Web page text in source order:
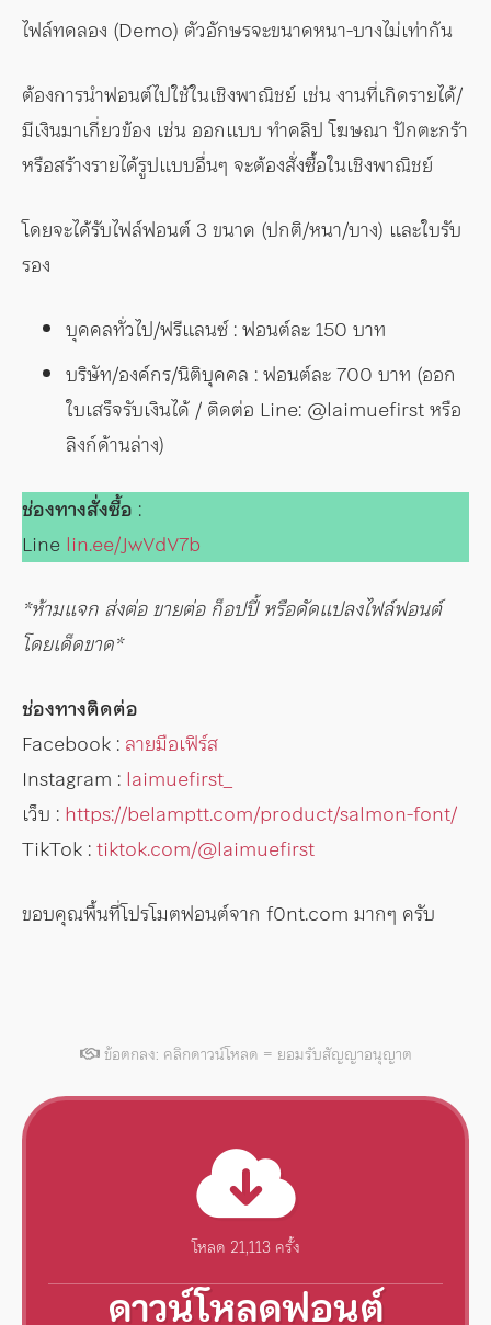
ไฟล์ทดลอง (Demo) ตัวอักษรจะขนาดหนา-บางไม่เท่ากัน
ต้องการนำฟอนต์ไปใช้ในเชิงพาณิชย์ เช่น งานที่เกิดรายได้/
มีเงินมาเกี่ยวข้อง เช่น ออกแบบ ทำคลิป โฆษณา ปักตะกร้า
หรือสร้างรายได้รูปแบบอื่นๆ จะต้องสั่งซื้อในเชิงพาณิชย์
โดยจะได้รับไฟล์ฟอนต์ 3 ขนาด (ปกติ/หนา/บาง) และใบรับ
รอง
บุคคลทั่วไป/ฟรีแลนซ์ : ฟอนต์ละ 150 บาท
บริษัท/องค์กร/นิติบุคคล : ฟอนต์ละ 700 บาท (ออก
ใบเสร็จรับเงินได้ / ติดต่อ Line: @laimuefirst หรือ
ลิงก์ด้านล่าง)
ช่องทางสั่งซื้อ :
Line lin.ee/JwVdV7b
*ห้ามแจก ส่งต่อ ขายต่อ ก็อปปี้ หรือดัดแปลงไฟล์ฟอนต์
โดยเด็ดขาด*
ช่องทางติดต่อ
Facebook : ลายมือเฟิร์ส
Instagram : laimuefirst_
เว็บ : https://belamptt.com/product/salmon-font/
TikTok :tiktok.com/@laimuefirst
ขอบคุณพื้นที่โปรโมตฟอนต์จาก f0nt.com มากๆ ครับ
ข้อตกลง: คลิกดาวน์โหลด = ยอมรับสัญญาอนุญาต
โหลด 21,113 ครั้ง
ดาวน์โหลดฟอนต์